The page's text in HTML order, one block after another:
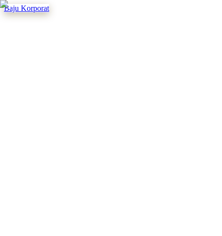
Baju Korporat